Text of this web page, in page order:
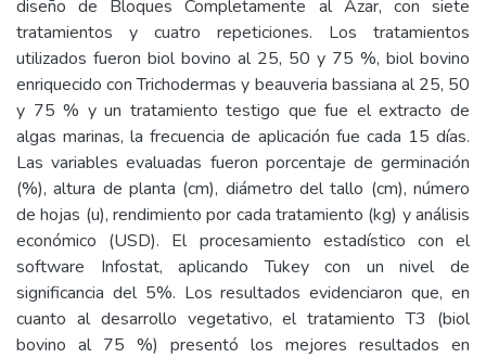
diseño de Bloques Completamente al Azar, con siete
tratamientos y cuatro repeticiones. Los tratamientos
utilizados fueron biol bovino al 25, 50 y 75 %, biol bovino
enriquecido con Trichodermas y beauveria bassiana al 25, 50
y 75 % y un tratamiento testigo que fue el extracto de
algas marinas, la frecuencia de aplicación fue cada 15 días.
Las variables evaluadas fueron porcentaje de germinación
(%), altura de planta (cm), diámetro del tallo (cm), número
de hojas (u), rendimiento por cada tratamiento (kg) y análisis
económico (USD). El procesamiento estadístico con el
software Infostat, aplicando Tukey con un nivel de
significancia del 5%. Los resultados evidenciaron que, en
cuanto al desarrollo vegetativo, el tratamiento T3 (biol
bovino al 75 %) presentó los mejores resultados en